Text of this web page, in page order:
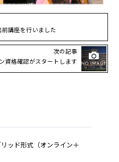
講座を行いました
次の記事
資格確認がスタートします
ッド形式（オンライン＋